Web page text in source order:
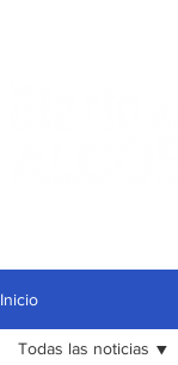
Inicio
Todas las noticias